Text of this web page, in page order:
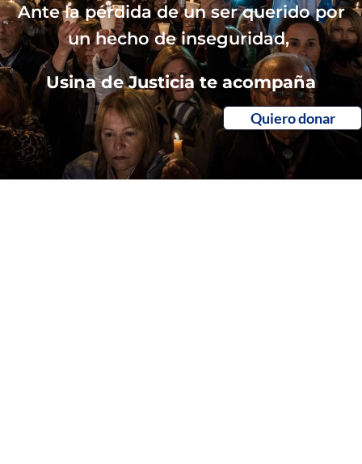
Ante la pérdida de un ser querido por
un hecho de inseguridad,
Usina de Justicia te acompaña
Quiero donar